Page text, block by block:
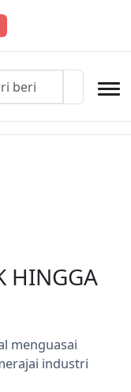
HINGGA
menguasai
industri